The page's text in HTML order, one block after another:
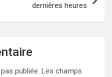
dernières heures
publiée. Les champs